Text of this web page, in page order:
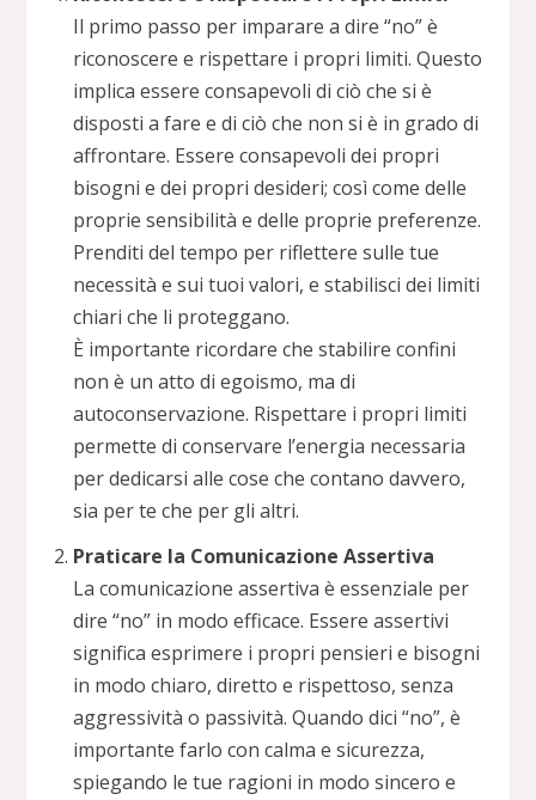
Il primo passo per imparare a dire “no” è
riconoscere e rispettare i propri limiti. Questo
implica essere consapevoli di ciò che si è
disposti a fare e di ciò che non si è in grado di
affrontare. Essere consapevoli dei propri
bisogni e dei propri desideri; così come delle
proprie sensibilità e delle proprie preferenze.
Prenditi del tempo per riflettere sulle tue
necessità e sui tuoi valori, e stabilisci dei limiti
chiari che li proteggano.
È importante ricordare che stabilire confini
non è un atto di egoismo, ma di
autoconservazione. Rispettare i propri limiti
permette di conservare l’energia necessaria
per dedicarsi alle cose che contano davvero,
sia per te che per gli altri.
Praticare la Comunicazione Assertiva
La comunicazione assertiva è essenziale per
dire “no” in modo efficace. Essere assertivi
significa esprimere i propri pensieri e bisogni
in modo chiaro, diretto e rispettoso, senza
aggressività o passività. Quando dici “no”, è
importante farlo con calma e sicurezza,
spiegando le tue ragioni in modo sincero e